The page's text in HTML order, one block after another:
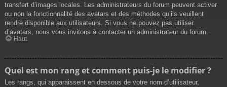
transfert d’images locales. Les administrateurs du forum peuvent activer
ou non la fonctionnalité des avatars et des méthodes qu’ils veuillent
rendre disponible aux utilisateurs. Si vous ne pouvez pas utiliser
d’avatars, nous vous invitons à contacter un administrateur du forum.
Haut
Quel est mon rang et comment puis-je le modifier ?
Les rangs, qui apparaissent en dessous de votre nom d’utilisateur,